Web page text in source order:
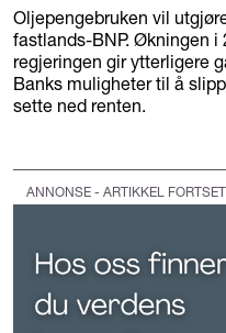
Oljepengebruken vil
fastlands-BNP. Økningen
regjeringen gir ytterligere
Banks muligheter til å
sette ned renten.
ANNONSE - ARTIKKEL